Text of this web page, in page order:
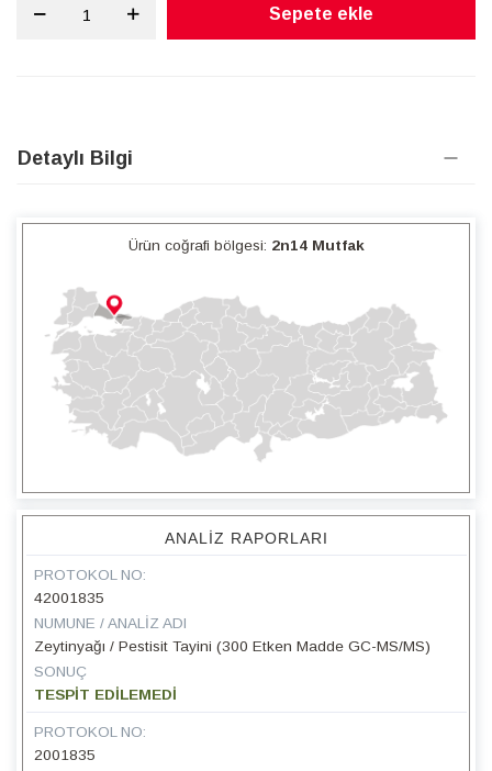
Sepete ekle
Detaylı Bilgi
Ürün coğrafi bölgesi: 2n14 Mutfak
ANALIZ RAPORLARI
PROTOKOL NO:
42001835
NUMUNE / ANALIZ ADI
Zeytinyağı / Pestisit Tayini (300 Etken Madde GC-MS/MS)
SONUÇ
TESPİT EDİLEMEDİ
PROTOKOL NO:
2001835